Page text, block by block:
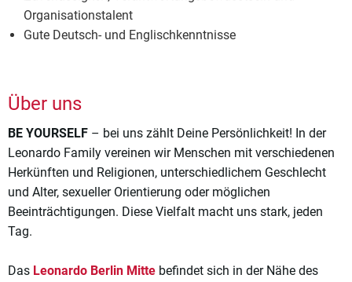
Über uns
BE YOURSELF – bei uns zählt Deine Persönlichkeit! In der
Leonardo Family vereinen wir Menschen mit verschiedenen
Herkünften und Religionen, unterschiedlichem Geschlecht
und Alter, sexueller Orientierung oder möglichen
Beeinträchtigungen. Diese Vielfalt macht uns stark, jeden
Tag.
Das Leonardo Berlin Mitte befindet sich in der Nähe des
Organisationstalent
Gute Deutsch- und Englischkenntnisse